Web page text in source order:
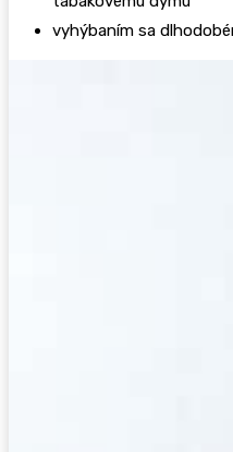
vyhýbaním sa